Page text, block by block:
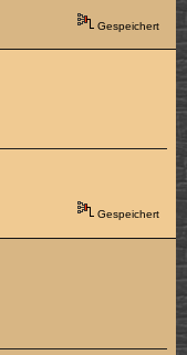
Gespeichert
Gespeichert